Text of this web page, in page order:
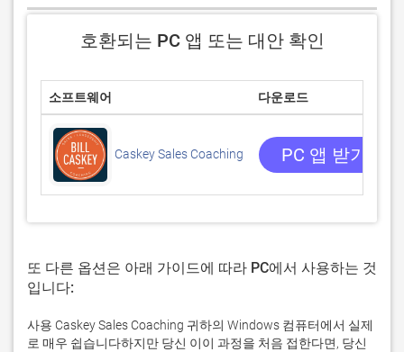
호환되는 PC 앱 또는 대안 확인
소프트웨어 다운로드
Caskey Sales Coaching PC 앱 받기
또 다른 옵션은 아래 가이드에 따라 PC에서 사용하는 것
입니다:
사용 Caskey Sales Coaching 귀하의 Windows 컴퓨터에서 실제
로 매우 쉽습니다하지만 당신 이이 과정을 처음 접한다면, 당신